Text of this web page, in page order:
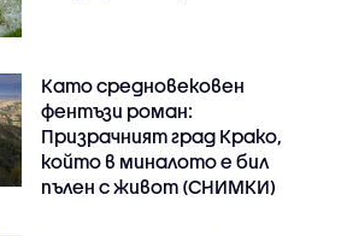
Като средновековен
фентъзи роман:
Призрачният град Крако,
който в миналото е бил
пълен с живот (СНИМКИ)